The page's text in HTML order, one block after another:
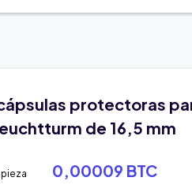
protectoras
de 16,5 mm
pieza 0,00009 BTC